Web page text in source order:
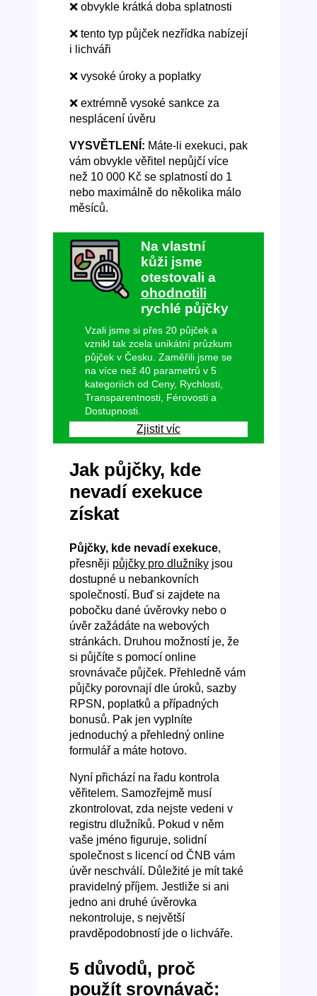
❌ obvykle krátká doba splatnosti
❌ tento typ půjček nezřídka nabízejí
i lichváři
❌ vysoké úroky a poplatky
❌ extrémně vysoké sankce za
nesplácení úvěru
VYSVĚTLENÍ: Máte-li exekuci, pak
vám obvykle věřitel nepůjčí více
než 10 000 Kč se splatností do 1
nebo maximálně do několika málo
měsíců.
Na vlastní
kůži jsme
otestovali a
ohodnotili
rychlé půjčky
Vzali jsme si přes 20 půjček a
vznikl tak zcela unikátní průzkum
půjček v Česku. Zaměřili jsme se
na více než 40 parametrů v 5
kategoriích od Ceny, Rychlosti,
Transparentnosti, Férovosti a
Dostupnosti.
Zjistit víc
Jak půjčky, kde
nevadí exekuce
získat
Půjčky, kde nevadí exekuce,
přesněji půjčky pro dlužníkyjsou
dostupné u nebankovních
společností. Buď si zajdete na
pobočku dané úvěrovky nebo o
úvěr zažádáte na webových
stránkách. Druhou možností je, že
si půjčíte s pomocí online
srovnávače půjček. Přehledně vám
půjčky porovnají dle úroků, sazby
RPSN, poplatků a případných
bonusů. Pak jen vyplníte
jednoduchý a přehledný online
formulář a máte hotovo.
Nyní přichází na řadu kontrola
věřitelem. Samozřejmě musí
zkontrolovat, zda nejste vedeni v
registru dlužníků. Pokud v něm
vaše jméno figuruje, solidní
společnost s licencí od ČNB vám
úvěr neschválí. Důležité je mít také
pravidelný příjem. Jestliže si ani
jedno ani druhé úvěrovka
nekontroluje, s největší
pravděpodobností jde o lichváře.
5 důvodů, proč
použít srovnávač: